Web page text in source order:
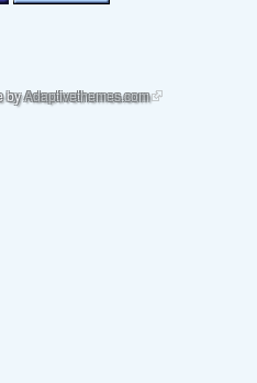
byAdaptivethemes.com(link is external)